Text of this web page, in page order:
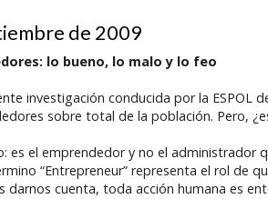
de 2009
lo bueno, lo malo y lo feo
investigación conducida por la ESPOL
sobre total de la población. Pero,
es el emprendedor y no el administrador
“Entrepreneur” representa el rol de
darnos cuenta, toda acción humana es